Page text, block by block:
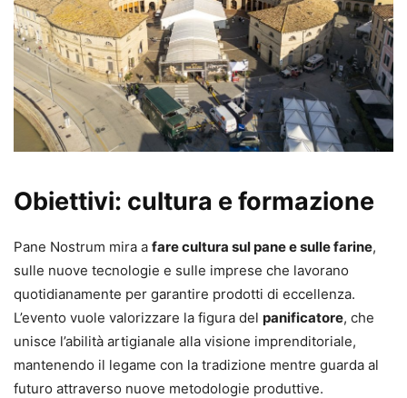
Obiettivi: cultura e formazione
Pane Nostrum mira a fare cultura sul pane e sulle farine,
sulle nuove tecnologie e sulle imprese che lavorano
quotidianamente per garantire prodotti di eccellenza.
L’evento vuole valorizzare la figura del panificatore, che
unisce l’abilità artigianale alla visione imprenditoriale,
mantenendo il legame con la tradizione mentre guarda al
futuro attraverso nuove metodologie produttive.